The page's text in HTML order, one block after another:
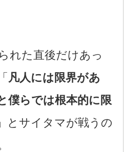
れた直後だけあっ
凡人には限界があ
僕らでは根本的に限
」とサイタマが戦うの